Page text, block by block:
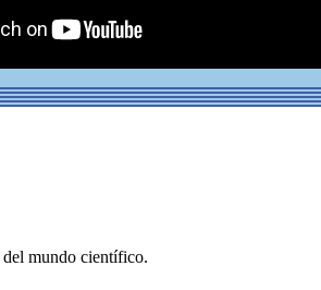
del mundo científico.